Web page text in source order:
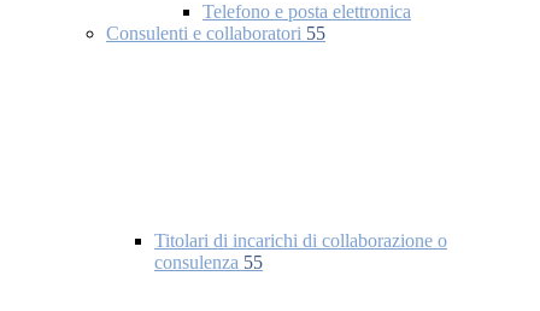
Telefono e posta elettronica
Consulenti e collaboratori 55
Titolari di incarichi di collaborazione o
consulenza 55